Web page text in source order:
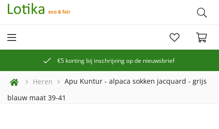
€5 korting bij inschrijving op de nieuwsbrief
Heren
Apu Kuntur - alpaca sokken jacquard - grijs
blauw maat 39-41